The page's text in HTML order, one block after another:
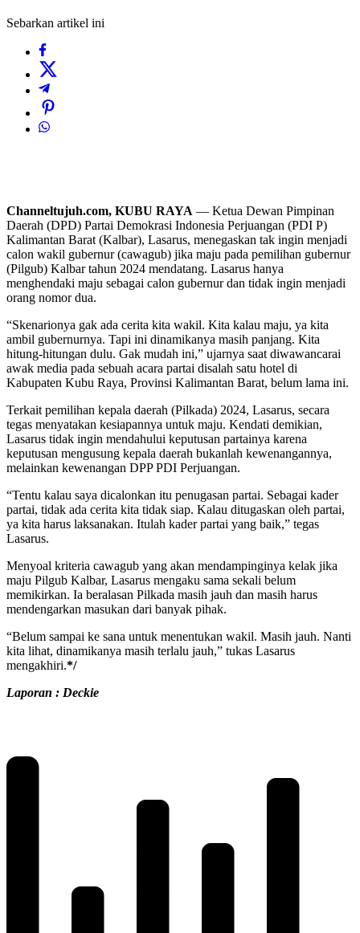
Sebarkan artikel ini
Channeltujuh.com, KUBU RAYA — Ketua Dewan Pimpinan
Daerah (DPD) Partai Demokrasi Indonesia Perjuangan (PDI P)
Kalimantan Barat (Kalbar), Lasarus, menegaskan tak ingin menjadi
calon wakil gubernur (cawagub) jika maju pada pemilihan gubernur
(Pilgub) Kalbar tahun 2024 mendatang. Lasarus hanya
menghendaki maju sebagai calon gubernur dan tidak ingin menjadi
orang nomor dua.
“Skenarionya gak ada cerita kita wakil. Kita kalau maju, ya kita
ambil gubernurnya. Tapi ini dinamikanya masih panjang. Kita
hitung-hitungan dulu. Gak mudah ini,” ujarnya saat diwawancarai
awak media pada sebuah acara partai disalah satu hotel di
Kabupaten Kubu Raya, Provinsi Kalimantan Barat, belum lama ini.
Terkait pemilihan kepala daerah (Pilkada) 2024, Lasarus, secara
tegas menyatakan kesiapannya untuk maju. Kendati demikian,
Lasarus tidak ingin mendahului keputusan partainya karena
keputusan mengusung kepala daerah bukanlah kewenangannya,
melainkan kewenangan DPP PDI Perjuangan.
“Tentu kalau saya dicalonkan itu penugasan partai. Sebagai kader
partai, tidak ada cerita kita tidak siap. Kalau ditugaskan oleh partai,
ya kita harus laksanakan. Itulah kader partai yang baik,” tegas
Lasarus.
Menyoal kriteria cawagub yang akan mendampinginya kelak jika
maju Pilgub Kalbar, Lasarus mengaku sama sekali belum
memikirkan. Ia beralasan Pilkada masih jauh dan masih harus
mendengarkan masukan dari banyak pihak.
“Belum sampai ke sana untuk menentukan wakil. Masih jauh. Nanti
kita lihat, dinamikanya masih terlalu jauh,” tukas Lasarus
mengakhiri.*/
Laporan : Deckie